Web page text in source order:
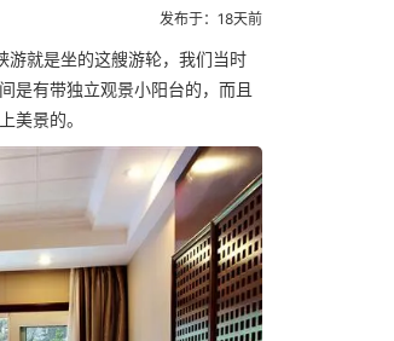
发布于：18天前
游就是坐的这艘游轮，我们当时
是有带独立观景小阳台的，而且
美景的。